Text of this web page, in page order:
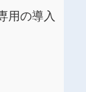
用の導入